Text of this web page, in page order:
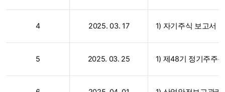
4 2025. 03. 17 1) 자기주식 보고서
5 2025. 03. 25 1) 제48기 정기주주